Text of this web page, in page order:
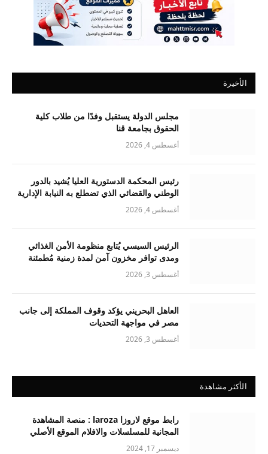
الأخيرة
مجلس الدولة يستقبل وفدًا من طلاب كلية
الحقوق بجامعة قنا
أغسطس 4, 2026
رئيس المحكمة الدستورية العليا يُشيد بالدور
الوطني والقضائي الذي تضطلع به النيابة الإدارية
أغسطس 4, 2026
الرئيس السيسي يُتابع منظومة الأمن الغذائي
ومدى توافر مخزون آمن لمدة زمنية مُطمئنة
أغسطس 3, 2026
العاهل البحريني يؤكد وقوف المملكة إلى جانب
مصر في مواجهة التحديات
أغسطس 3, 2026
الأكثر مشاهدة
رابط موقع لاروزا laroza : منصة المشاهدة
المجانية للمسلسلات والافلام الموقع الأصلي
ديسمبر 17, 2024